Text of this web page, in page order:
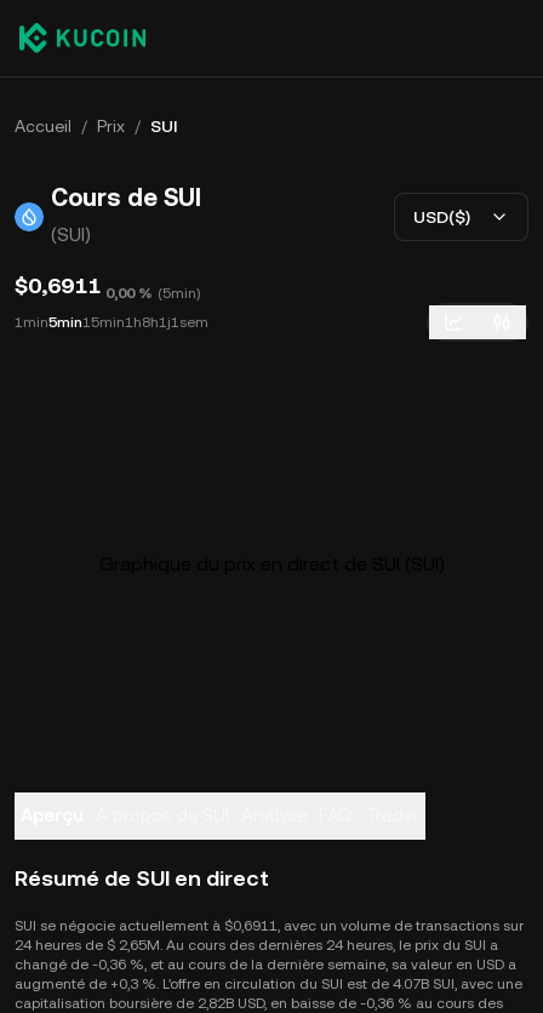
Accueil / Prix / SUI
Cours de SUI
(SUI)
USD($)
$0,6911 0,00 % (5min)
1min5min15min1h8h1j1sem
Résumé de SUI en direct
SUI se négocie actuellement à $0,6911, avec un volume de transactions sur
24 heures de $ 2,65M. Au cours des dernières 24 heures, le prix du SUI a
changé de -0,36 %, et au cours de la dernière semaine, sa valeur en USD a
augmenté de +0,3 %. L'offre en circulation du SUI est de 4.07B SUI, avec une
capitalisation boursière de 2,82B USD, en baisse de -0,36 % au cours des